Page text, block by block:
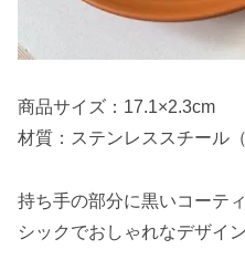
商品サイズ：17.1×2.3cm
材質：ステンレススチール
持ち手の部分に黒いコーテ
シックでおしゃれなデザイ